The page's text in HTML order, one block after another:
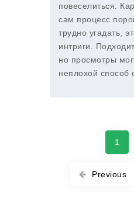
повеселиться.
сам процесс
трудно угадать,
интриги.
но просмотры
неплохой способ
Previous
1